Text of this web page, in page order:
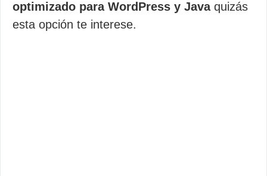
optimizado para WordPress y Javaquizás
esta opción te interese.